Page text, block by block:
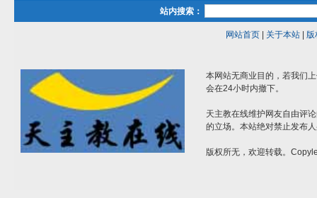
站内搜索：
网站首页| 关于本站| 版
本网站无商业目的，若我们
会在24小时内撤下。
天主教在线维护网友自由评
的立场。本站绝对禁止发布
版权所无，欢迎转载。